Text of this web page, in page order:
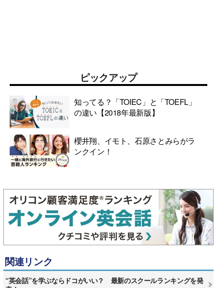
ピックアップ
知ってる？「TOIEC」と「TOEFL」
の違い【2018年最新版】
櫻井翔、イモト、石原さとみらがラ
ンクイン！
関連リンク
“英会話”を学ぶならドコがいい？ 最新のスクールランキングを発